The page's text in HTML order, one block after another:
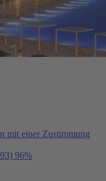
mit einer Zustimmung
96%